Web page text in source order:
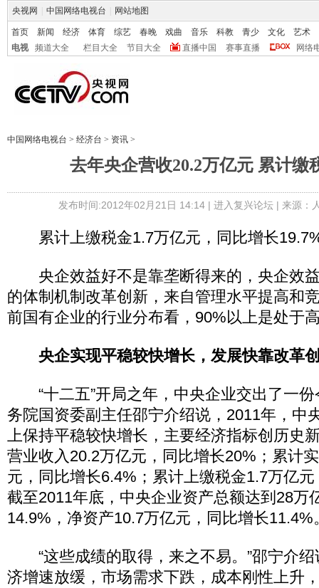
央视网 中国网络电视台 网站地图
首页 新闻 经济 体育 综艺 春晚 戏曲 音乐 科教 青少 文化
艺术
电视
频道大全 栏目大全 节目大全 直播中国 赛事直播 网络
中国网络电视台 > 经济台 > 资讯 >
去年央企营收20.2万亿元 累计缴
发布时间:2012年02月21日 14:14 | 进入复兴论坛| 来源：
累计上缴税金1.7万亿元，同比增长
央企效益好不是靠垄断得来的，央企效
的体制机制改革创新，来自管理水平提高和
前国有企业的行业分布看，90%以上是处于
央企实现平稳较快增长，发展快靠改革
“十二五”开局之年，中央企业交出了一份
务院国资委副主任邵宁介绍说，2011年，中
上保持平稳较快增长，主要经济指标创历史
营业收入20.2万亿元，同比增长20%；累计
元，同比增长6.4%；累计上缴税金1.7万亿
截至2011年底，中央企业资产总额达到28万
14.9%，净资产10.7万亿元，同比增长11.4%
“这些成绩的取得，来之不易。”邵宁介绍
济增速放缓，市场需求下跌，成本刚性上升